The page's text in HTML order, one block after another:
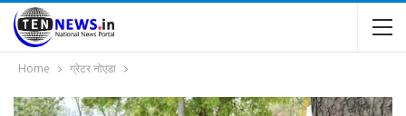
Home ग्रेटर नोएडा